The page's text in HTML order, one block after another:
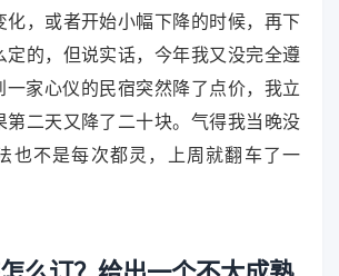
化，或者开始小幅下降的时候，再下
定的，但说实话，今年我又没完全遵
家心仪的民宿突然降了点价，我立
第二天又降了二十块。气得我当晚没
也不是每次都灵，上周就翻车了一